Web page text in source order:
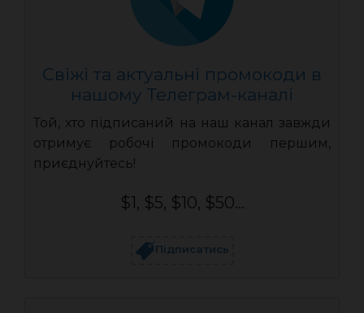
Свіжі та актуальні промокоди в
нашому Телеграм-каналі
Той, хто підписаний на наш канал завжди
отримує робочі промокоди першим,
приєднуйтесь!
$1, $5, $10, $50...
Підписатись